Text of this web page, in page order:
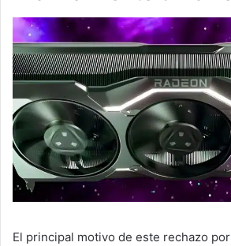
El principal motivo de este rechazo